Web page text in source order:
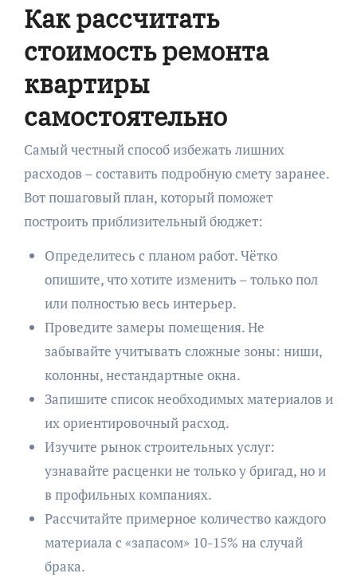
Как рассчитать
стоимость ремонта
квартиры
самостоятельно
Самый честный способ избежать лишних
расходов – составить подробную смету заранее.
Вот пошаговый план, который поможет
построить приблизительный бюджет:
Определитесь с планом работ. Чётко
опишите, что хотите изменить – только пол
или полностью весь интерьер.
Проведите замеры помещения. Не
забывайте учитывать сложные зоны: ниши,
колонны, нестандартные окна.
Запишите список необходимых материалов и
их ориентировочный расход.
Изучите рынок строительных услуг:
узнавайте расценки не только у бригад, но и
в профильных компаниях.
Рассчитайте примерное количество каждого
материала с «запасом» 10-15% на случай
брака.